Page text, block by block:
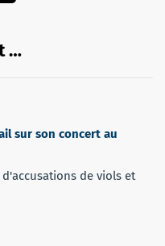
…
sur son concert au
de viols et